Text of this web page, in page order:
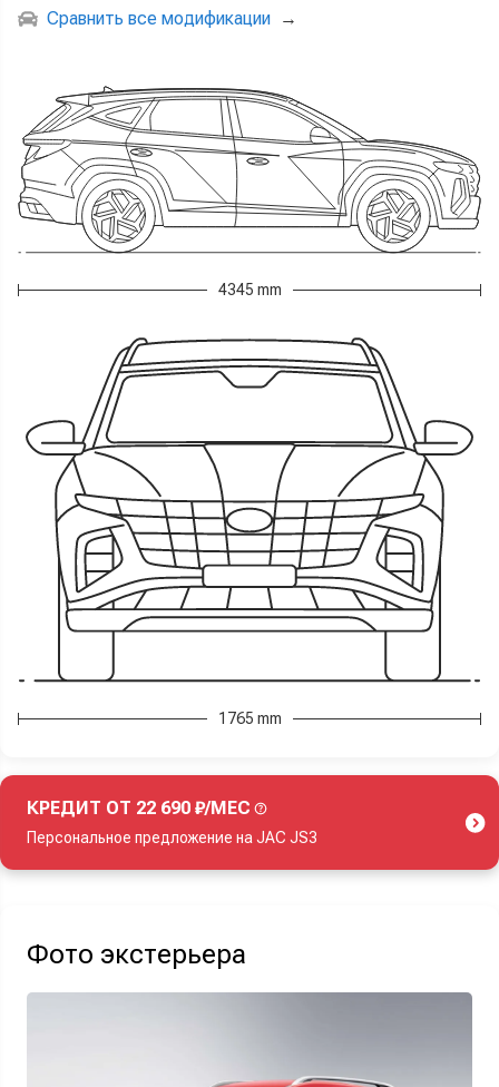
Сравнить все модификации →
4345 mm
1765 mm
КРЕДИТ ОТ 22 690 ₽/МЕС
Персональное предложение на JAC JS3
Фото экстерьера